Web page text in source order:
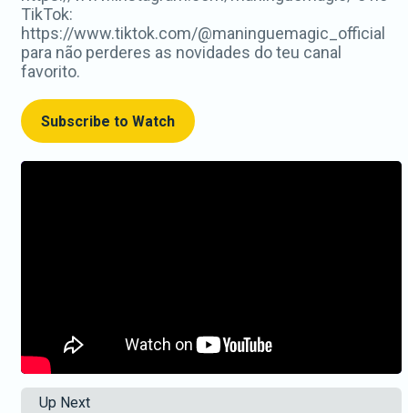
TikTok:
https://www.tiktok.com/@maninguemagic_official
para não perderes as novidades do teu canal
favorito.
Subscribe to Watch
Up Next